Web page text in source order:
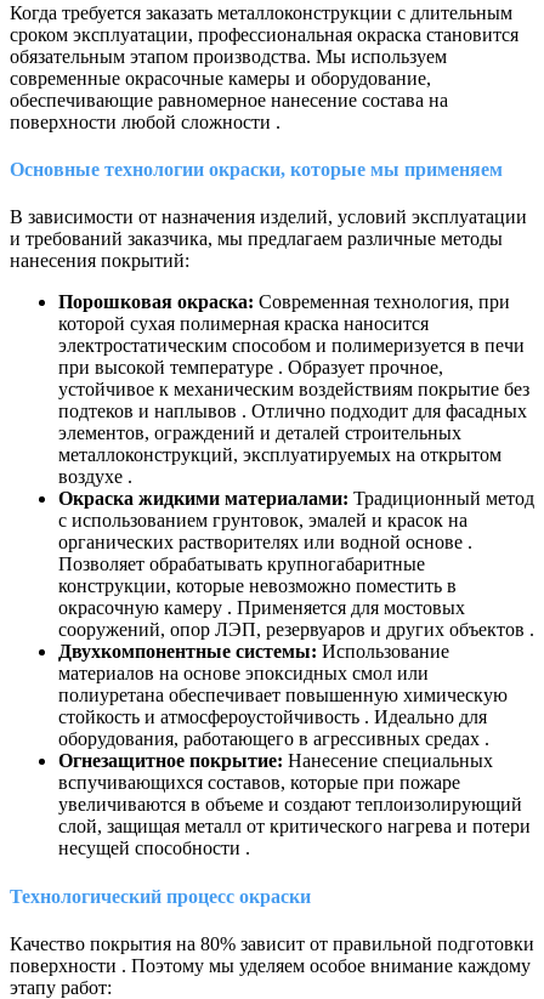
Когда требуется заказать металлоконструкции с длительным
сроком эксплуатации, профессиональная окраска становится
обязательным этапом производства. Мы используем
современные окрасочные камеры и оборудование,
обеспечивающие равномерное нанесение состава на
поверхности любой сложности .
Основные технологии окраски, которые мы применяем
В зависимости от назначения изделий, условий эксплуатации
и требований заказчика, мы предлагаем различные методы
нанесения покрытий:
Порошковая окраска: Современная технология, при
которой сухая полимерная краска наносится
электростатическим способом и полимеризуется в печи
при высокой температуре . Образует прочное,
устойчивое к механическим воздействиям покрытие без
подтеков и наплывов . Отлично подходит для фасадных
элементов, ограждений и деталей строительных
металлоконструкций, эксплуатируемых на открытом
воздухе .
Окраска жидкими материалами: Традиционный метод
с использованием грунтовок, эмалей и красок на
органических растворителях или водной основе .
Позволяет обрабатывать крупногабаритные
конструкции, которые невозможно поместить в
окрасочную камеру . Применяется для мостовых
сооружений, опор ЛЭП, резервуаров и других объектов .
Двухкомпонентные системы: Использование
материалов на основе эпоксидных смол или
полиуретана обеспечивает повышенную химическую
стойкость и атмосфероустойчивость . Идеально для
оборудования, работающего в агрессивных средах .
Огнезащитное покрытие: Нанесение специальных
вспучивающихся составов, которые при пожаре
увеличиваются в объеме и создают теплоизолирующий
слой, защищая металл от критического нагрева и потери
несущей способности .
Технологический процесс окраски
Качество покрытия на 80% зависит от правильной подготовки
поверхности . Поэтому мы уделяем особое внимание каждому
этапу работ: